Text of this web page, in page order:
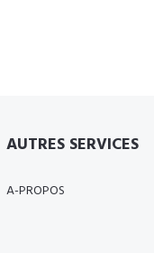
AUTRES SERVICES
A-PROPOS